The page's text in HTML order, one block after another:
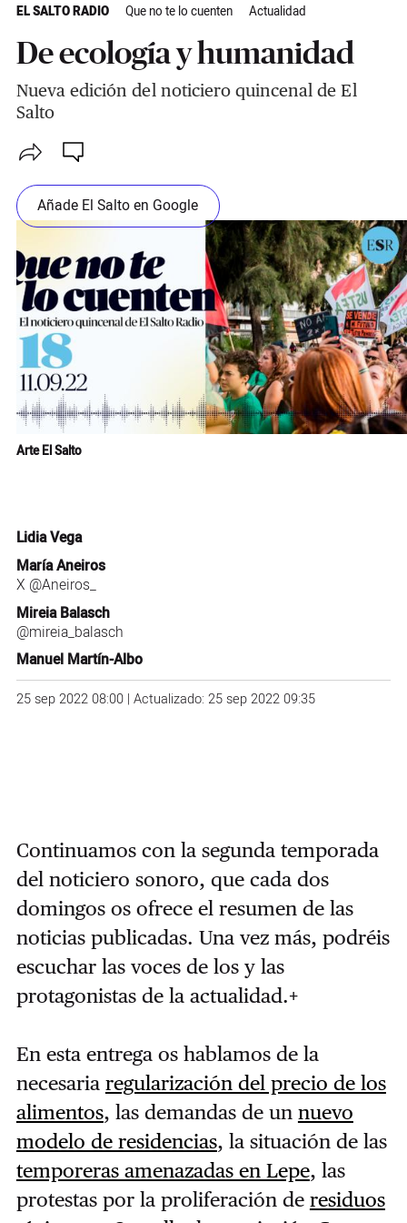
EL SALTO RADIO Que no te lo cuenten Actualidad
De ecología y humanidad
Nueva edición del noticiero quincenal de El
Salto
Añade El Salto en Google
Arte El Salto
Lidia Vega
María Aneiros
X @Aneiros_
Mireia Balasch
@mireia_balasch
Manuel Martín-Albo
25 sep 2022 08:00 | Actualizado: 25 sep 2022 09:35
Continuamos con la segunda temporada
del noticiero sonoro, que cada dos
domingos os ofrece el resumen de las
noticias publicadas. Una vez más, podréis
escuchar las voces de los y las
protagonistas de la actualidad.+
En esta entrega os hablamos de la
necesaria regularización del precio de los
alimentos, las demandas de un nuevo
modelo de residencias, la situación de las
temporeras amenazadas en Lepe, las
protestas por la proliferación de residuos